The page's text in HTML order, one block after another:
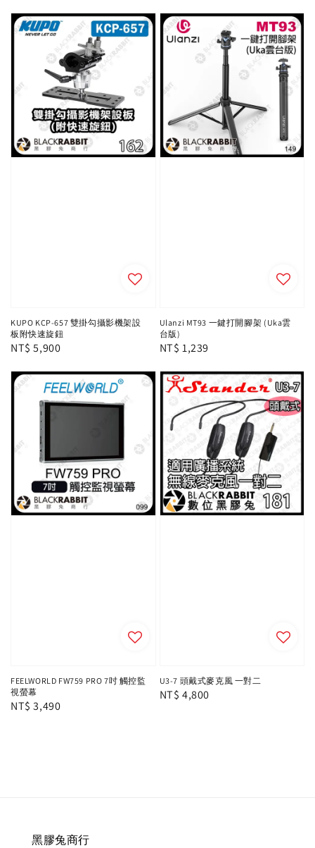
KUPO KCP-657 雙掛勾攝影機架設
板附快速旋鈕
Regular
NT$ 5,900
Ulanzi MT93 一鍵打開腳架 (Uka雲
台版)
Regular
NT$ 1,239
FEELWORLD FW759 PRO 7吋 觸控監
視螢幕
Regular
NT$ 3,490
U3-7 頭戴式麥克風 一對二
Regular
NT$ 4,800
黑膠兔商行